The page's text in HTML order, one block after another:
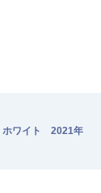
ホワイト 2021年